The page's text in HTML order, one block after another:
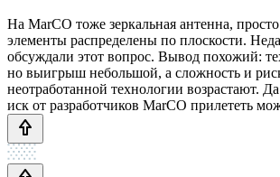
На MarCO тоже зеркальная антенна,
элементы распределены по плоскости.
обсуждали этот вопрос. Вывод похожий:
но выигрыш небольшой, а сложность и
неотработанной технологии возрастают.
иск от разработчиков MarCO прилететь